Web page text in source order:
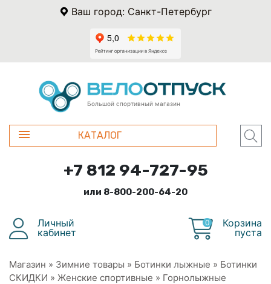
Ваш город: Санкт-Петербург
Большой спортивный магазин
КАТАЛОГ
+7 812 94-727-95
или 8-800-200-64-20
Личный
кабинет
0
Корзина
пуста
Магазин » Зимние товары » Ботинки лыжные » Ботинки
СКИДКИ » Женские спортивные » Горнолыжные